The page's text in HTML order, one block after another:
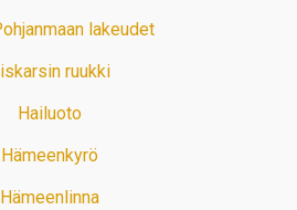
lakeudet
ruukki
Hailuoto
Hämeenkyrö
Hämeenlinna